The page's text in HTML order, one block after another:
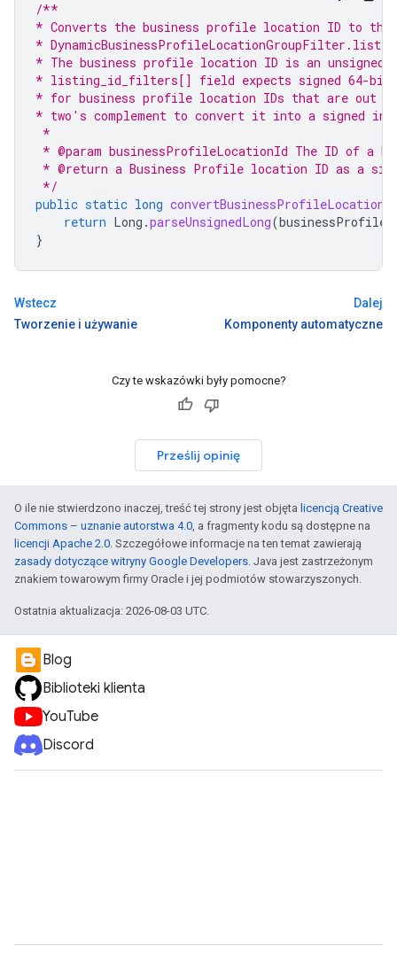
/**
* Converts the business profile location ID to the
*
* The business profile location ID is an
* listing_id_filters[] field expects signed 64-bit
* for business profile location IDs that are out of
* two's complement to convert it into a signed
*
* @param businessProfileLocationId The ID of a
* @return a Business Profile location ID as a
*/
public static long
return Long .parseUnsignedLong(
}
Wstecz
Tworzenie i używanie
Dalej
Komponenty automatyczne
Czy te wskazówki były pomocne?
Prześlij opinię
O ile nie stwierdzono inaczej, treść tej strony jest objęta licencją Creative
Commons – uznanie autorstwa 4.0, a fragmenty kodu są dostępne na
licencji Apache 2.0. Szczegółowe informacje na ten temat zawierają
zasady dotyczące witryny Google Developers. Java jest zastrzeżonym
znakiem towarowym firmy Oracle i jej podmiotów stowarzyszonych.
Ostatnia aktualizacja: 2026-08-03 UTC.
Blog
Biblioteki klienta
YouTube
Discord